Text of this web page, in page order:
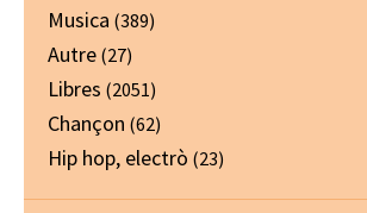
Musica (389)
Autre (27)
Libres (2051)
Chançon (62)
Hip hop, electrò (23)